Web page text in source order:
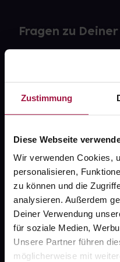
Zustimmung
Diese Webseite
Wir verwenden Cookies,
personalisieren,
zu können und die
analysieren. Außerdem
Deiner Verwendung
für soziale Medien,
Unsere Partner führen
möglicherweise mit
Fragen zu
gesund.de
Über uns
Karriere
Newsletter